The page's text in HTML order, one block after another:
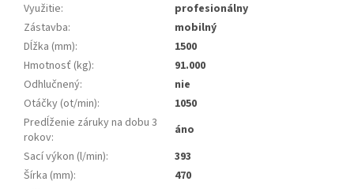
Využitie:
profesionálny
Zástavba:
mobilný
Dĺžka (mm):
1500
Hmotnosť (kg):
91.000
Odhlučnený:
nie
Otáčky (ot/min):
1050
Predĺženie záruky na dobu 3
rokov:
áno
Sací výkon (l/min):
393
Šírka (mm):
470